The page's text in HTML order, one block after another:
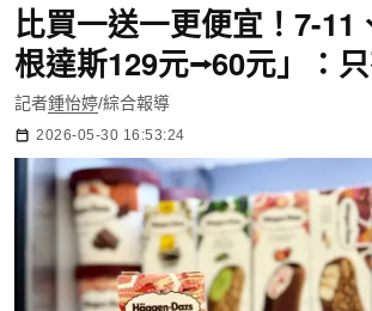
比買一送一更便宜！7-11
根達斯129元⭢60元」：
記者鍾怡婷/綜合報導
2026-05-30 16:53:24